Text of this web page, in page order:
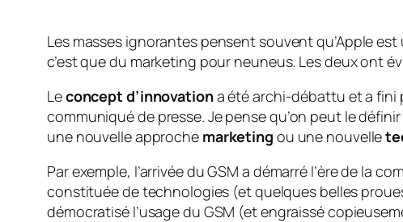
Les masses ignorantes pensent souvent qu’Apple
c’est que du marketing pour neuneus. Les deux ont
Leconcept d’innovationa été archi-débattu et a fini
communiqué de presse. Je pense qu’on peut le
une nouvelle approche marketing ou une nouvelle
Par exemple, l’arrivée du GSM a démarré l’ère de la
constituée de technologies (et quelques belles
démocratisé l’usage du GSM (et engraissé